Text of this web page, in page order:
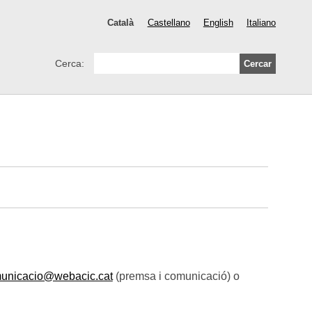
Català Castellano English Italiano
Cerca:
(premsa i comunicació) o